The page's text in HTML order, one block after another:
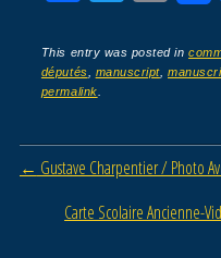
c
e
o
k
tt
er
ail
This entry was posted in
députés
manuscript,
permalink
Post navigation
← Gustave Charpentier / Photo
Carte Scolaire Ancienne-